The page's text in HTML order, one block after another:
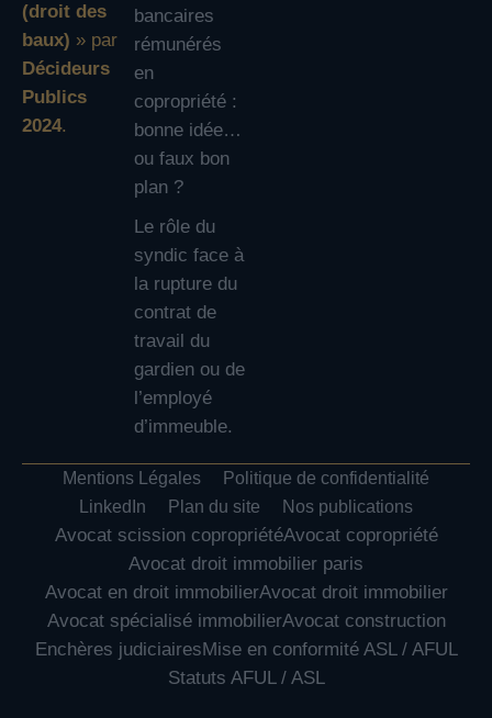
(droit des
baux) » par
Décideurs
Publics
2024.
bancaires
rémunérés
en
copropriété :
bonne idée…
ou faux bon
plan ?
Le rôle du
syndic face à
la rupture du
contrat de
travail du
gardien ou de
l’employé
d’immeuble.
Mentions Légales
Politique de confidentialité
LinkedIn
Plan du site Nos publications
Avocat scission copropriétéAvocat copropriété
Avocat droit immobilier paris
Avocat en droit immobilierAvocat droit immobilier
Avocat spécialisé immobilierAvocat construction
Enchères judiciaires Mise en conformité ASL / AFUL
Statuts AFUL / ASL